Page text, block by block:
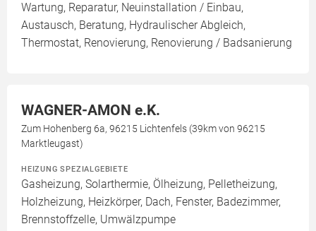
Wartung, Reparatur, Neuinstallation / Einbau,
Austausch, Beratung, Hydraulischer Abgleich,
Thermostat, Renovierung, Renovierung / Badsanierung
WAGNER-AMON e.K.
Zum Hohenberg 6a, 96215 Lichtenfels (39km von 96215
Marktleugast)
HEIZUNG SPEZIALGEBIETE
Gasheizung, Solarthermie, Ölheizung, Pelletheizung,
Holzheizung, Heizkörper, Dach, Fenster, Badezimmer,
Brennstoffzelle, Umwälzpumpe